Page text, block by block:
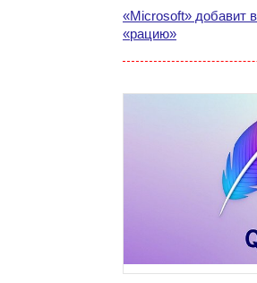
«Microsoft» добавит
«рацию»